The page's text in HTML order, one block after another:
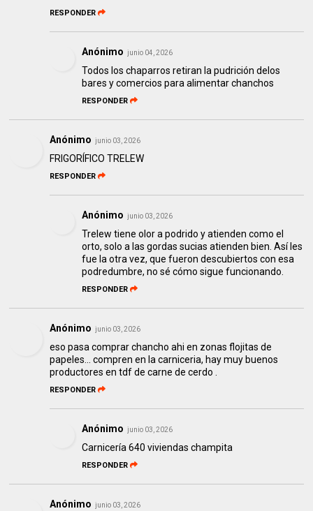
RESPONDER
Anónimo junio 04, 2026
Todos los chaparros retiran la pudrición delos
bares y comercios para alimentar chanchos
RESPONDER
Anónimo junio 03, 2026
FRIGORÍFICO TRELEW
RESPONDER
Anónimo junio 03, 2026
Trelew tiene olor a podrido y atienden como el
orto, solo a las gordas sucias atienden bien. Así les
fue la otra vez, que fueron descubiertos con esa
podredumbre, no sé cómo sigue funcionando.
RESPONDER
Anónimo junio 03, 2026
eso pasa comprar chancho ahi en zonas flojitas de
papeles... compren en la carniceria, hay muy buenos
productores en tdf de carne de cerdo .
RESPONDER
Anónimo junio 03, 2026
Carnicería 640 viviendas champita
RESPONDER
Anónimo junio 03, 2026